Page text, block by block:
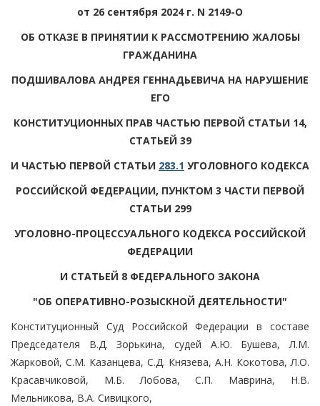
от 26 сентября 2024 г. N 2149-О
ОБ ОТКАЗЕ В ПРИНЯТИИ К РАССМОТРЕНИЮ ЖАЛОБЫ
ГРАЖДАНИНА
ПОДШИВАЛОВА АНДРЕЯ ГЕННАДЬЕВИЧА НА НАРУШЕНИЕ
ЕГО
КОНСТИТУЦИОННЫХ ПРАВ ЧАСТЬЮ ПЕРВОЙ СТАТЬИ 14,
СТАТЬЕЙ 39
И ЧАСТЬЮ ПЕРВОЙ СТАТЬИ 283.1 УГОЛОВНОГО КОДЕКСА
РОССИЙСКОЙ ФЕДЕРАЦИИ, ПУНКТОМ 3 ЧАСТИ ПЕРВОЙ
СТАТЬИ 299
УГОЛОВНО-ПРОЦЕССУАЛЬНОГО КОДЕКСА РОССИЙСКОЙ
ФЕДЕРАЦИИ
И СТАТЬЕЙ 8 ФЕДЕРАЛЬНОГО ЗАКОНА
"ОБ ОПЕРАТИВНО-РОЗЫСКНОЙ ДЕЯТЕЛЬНОСТИ"
Конституционный Суд Российской Федерации в составе
Председателя В.Д. Зорькина, судей А.Ю. Бушева, Л.М.
Жарковой, С.М. Казанцева, С.Д. Князева, А.Н. Кокотова, Л.О.
Красавчиковой, М.Б. Лобова, С.П. Маврина, Н.В.
Мельникова, В.А. Сивицкого,